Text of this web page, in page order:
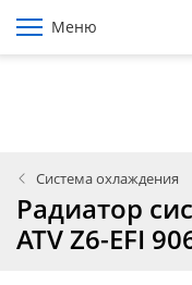
Меню
Система охлаждения
Радиатор
ATV Z6-EFI